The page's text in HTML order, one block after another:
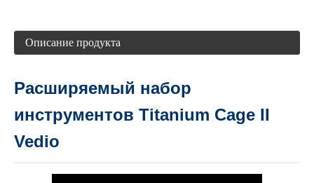
Описание продукта
Расширяемый набор
инструментов Titanium Cage II
Vedio